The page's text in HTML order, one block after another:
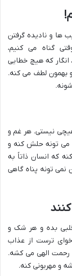
ها و نادیده گرفتن
گناه می کنیم،
انگار که هیچ خطایی
بهمون لطف می کنه.
نیستی. هر غم و
می تونه حلش کنه و
که انسان ذاتاً به
تونه پناه گاهی
بده و هر شک و
ترست از عذاب
الهی می کشه.
و مهربونی کنه.